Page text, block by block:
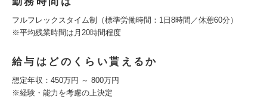
フルフレックスタイム制（標準労働時間：1日8時間／休憩60分）
※平均残業時間は月20時間程度
給与はどのくらい貰えるか
想定年収：450万円 ～ 800万円
※経験・能力を考慮の上決定